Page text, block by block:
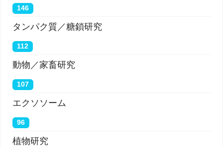
146
タンパク質／糖鎖研究
112
動物／家畜研究
107
エクソソーム
96
植物研究